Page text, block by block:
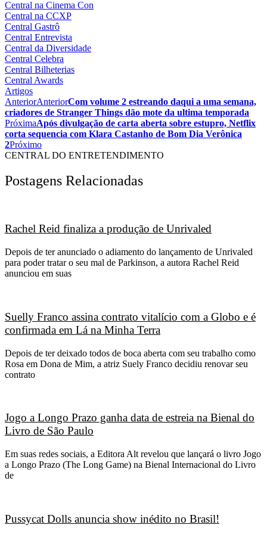
Central na Cinema Con
Central na CCXP
Central Gastrô
Central Entrevista
Central da Diversidade
Central Celebra
Central Bilheterias
Central Awards
Artigos
AnteriorAnteriorCom volume 2 estreando daqui a uma semana,
criadores de Stranger Things dão mote da ultima temporada
PróximaApós divulgação de carta aberta sobre estupro, Netflix
corta sequencia com Klara Castanho de Bom Dia Verônica
2Próximo
CENTRAL DO ENTRETENDIMENTO
Postagens Relacionadas
Rachel Reid finaliza a produção de Unrivaled
Depois de ter anunciado o adiamento do lançamento de Unrivaled
para poder tratar o seu mal de Parkinson, a autora Rachel Reid
anunciou em suas
Suelly Franco assina contrato vitalício com a Globo e é
confirmada em Lá na Minha Terra
Depois de ter deixado todos de boca aberta com seu trabalho como
Rosa em Dona de Mim, a atriz Suely Franco decidiu renovar seu
contrato
Jogo a Longo Prazo ganha data de estreia na Bienal do
Livro de São Paulo
Em suas redes sociais, a Editora Alt revelou que lançará o livro Jogo
a Longo Prazo (The Long Game) na Bienal Internacional do Livro
de
Pussycat Dolls anuncia show inédito no Brasil!